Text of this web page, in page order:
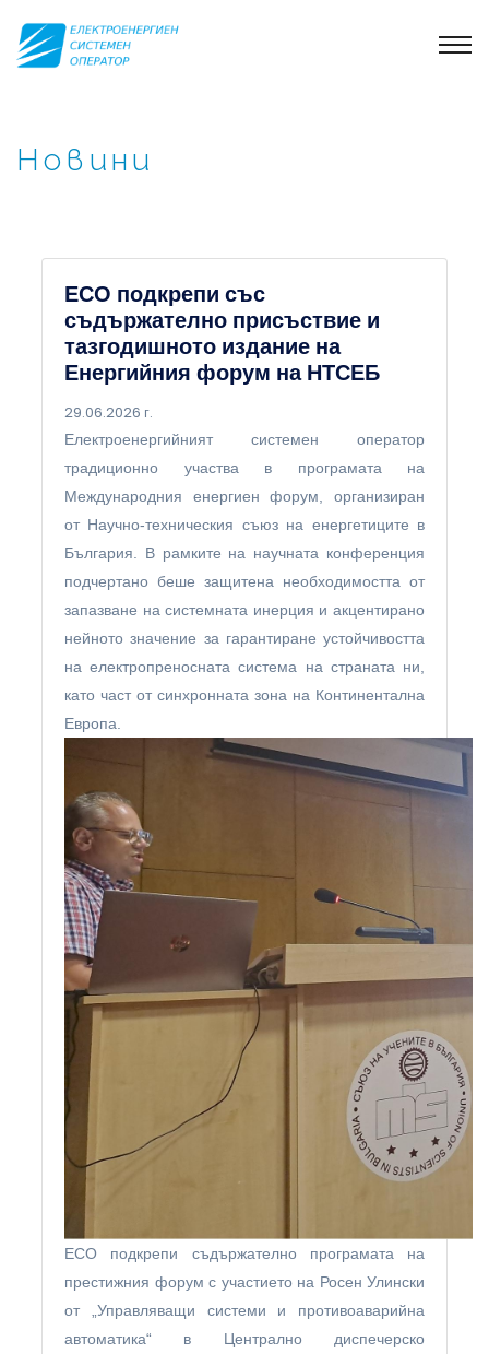
Новини
ЕСО подкрепи със
съдържателно присъствие и
тазгодишното издание на
Енергийния форум на НТСЕБ
29.06.2026 г.
Електроенергийният системен оператор
традиционно участва в програмата на
Международния енергиен форум, организиран
от Научно-техническия съюз на енергетиците в
България. В рамките на научната конференция
подчертано беше защитена необходимостта от
запазване на системната инерция и акцентирано
нейното значение за гарантиране устойчивостта
на електропреносната система на страната ни,
като част от синхронната зона на Континентална
Европа.
ЕСО подкрепи съдържателно програмата на
престижния форум с участието на Росен Улински
от „Управляващи системи и противоаварийна
автоматика“ в Централно диспечерско